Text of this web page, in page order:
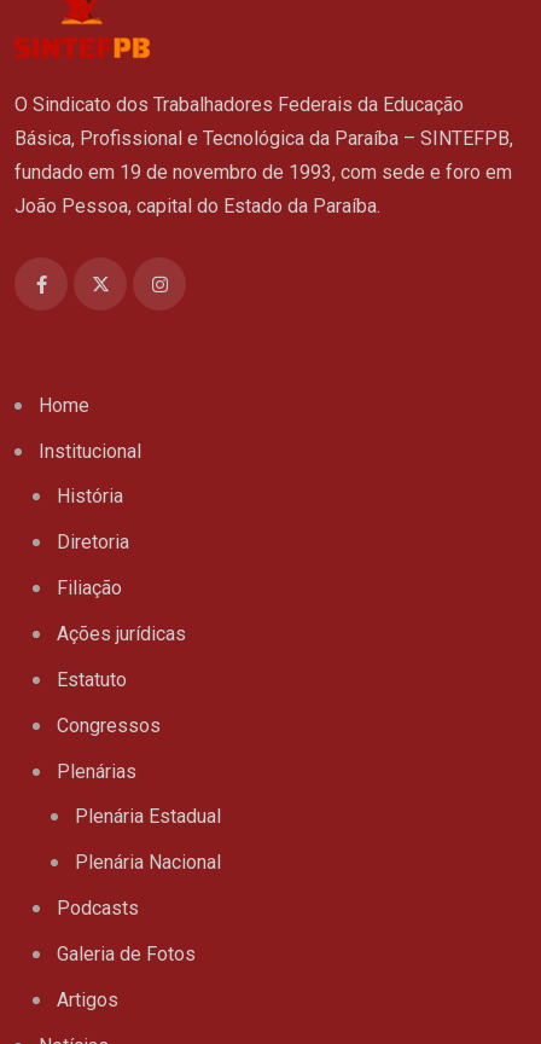
O Sindicato dos Trabalhadores Federais da Educação
Básica, Profissional e Tecnológica da Paraíba – SINTEFPB,
fundado em 19 de novembro de 1993, com sede e foro em
João Pessoa, capital do Estado da Paraíba.
Home
Institucional
História
Diretoria
Filiação
Ações jurídicas
Estatuto
Congressos
Plenárias
Plenária Estadual
Plenária Nacional
Podcasts
Galeria de Fotos
Artigos